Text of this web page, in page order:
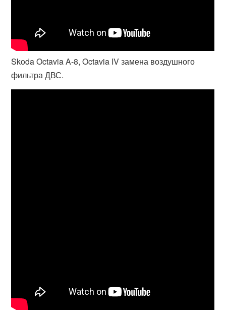
Skoda Octavia A-8, Octavia IV замена воздушного
фильтра ДВС.